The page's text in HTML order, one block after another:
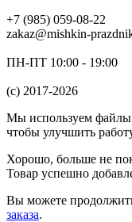
+7 (985) 059-08-22
zakaz@mishkin-
ПН-ПТ 10:00 - 19:00
(c) 2017-2026
Мы используем файлы
чтобы улучшить
Хорошо, больше не
Товар успешно
Вы можете
заказа.